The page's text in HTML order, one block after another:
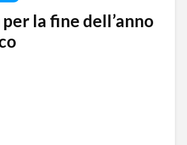
la fine dell’anno